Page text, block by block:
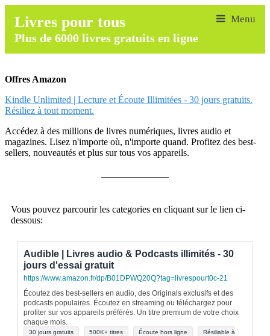
Livres pour tous
Plus de 6000 livres gratuits en ligne
Offres Amazon
Kindle Unlimited | Lecture et Écoute Illimitées - 30 jours gratuits.
Résiliez à tout moment.
Accédez à des millions de livres numériques, livres audio et
magazines. Lisez n'importe où, n'importe quand. Profitez des best-
sellers, nouveautés et plus sur tous vos appareils.
Vous pouvez parcourir les categories en cliquant sur le lien ci-
dessous:
Audible | Livres audio & Podcasts illimités - 30
jours d'essai gratuit
https://www.amazon.fr/dp/B01DPWQ20Q?tag=livrespourt0c-21
Écoutez des best-sellers en audio, des Originals exclusifs et des
podcasts populaires. Écoutez en streaming ou téléchargez pour
profiter sur vos appareils préférés. Un titre premium de votre choix
chaque mois.
30 jours gratuits 500K+ titres Écoute hors ligne
Résiliable à